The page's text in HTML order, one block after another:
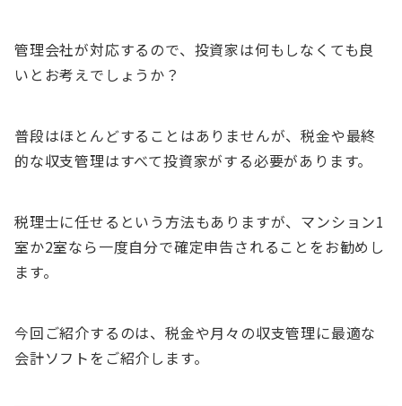
管理会社が対応するので、投資家は何もしなくても良
いとお考えでしょうか？
普段はほとんどすることはありませんが、税金や最終
的な収支管理はすべて投資家がする必要があります。
税理士に任せるという方法もありますが、マンション1
室か2室なら一度自分で確定申告されることをお勧めし
ます。
今回ご紹介するのは、税金や月々の収支管理に最適な
会計ソフトをご紹介します。